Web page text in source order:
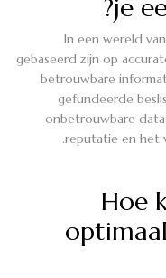
je
In een wereld
gebaseerd zijn op
betrouwbare
gefundeerde
onbetrouwbare
reputatie en het
Hoe